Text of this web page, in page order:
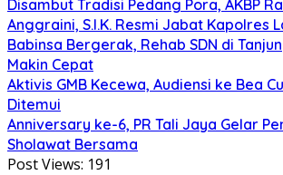
Disambut Tradisi Pedang Pora, AKBP
Anggraini, S.I.K. Resmi Jabat Kapolres
Babinsa Bergerak, Rehab SDN di
Makin Cepat
Aktivis GMB Kecewa, Audiensi ke Bea
Ditemui
Anniversary ke-6, PR Tali Jaya Gelar
Sholawat Bersama
Post Views: 191